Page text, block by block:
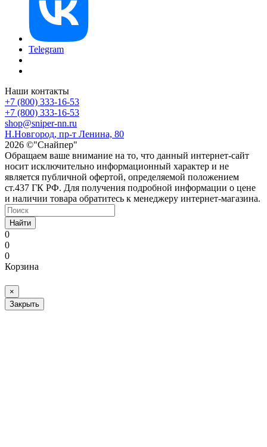
Telegram
Наши контакты
+7 (800) 333-16-53
+7 (800) 333-16-53
shop@sniper-nn.ru
Н.Новгород, пр-т Ленина, 80
2026 ©"Снайпер"
Обращаем ваше внимание на то, что данный интернет-сайт
носит исключительно информационный характер и не
является публичной офертой, определяемой положением
ст.437 ГК РФ. Для получения подробной информации о цене
и наличии товара обратитесь к менеджеру интернет-магазина.
Найти
0
0
0
Корзина
×
Закрыть